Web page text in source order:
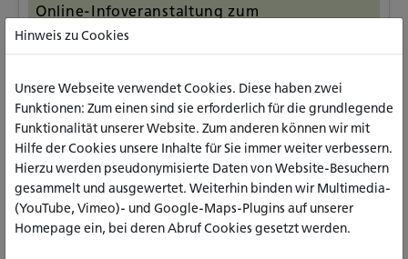
Online-Infoveranstaltung zum
Bachelorstudiengang Soziale Arbeit am
Standort Köln
Sie möchten gern genauer wissen, worum es bei einem
Studium der Sozialen Arbeit geht, wie der Studiengang
aufgebaut ist oder wie die Bewerbung abläuft? Dann
laden wir Sie zu unserer Online-Infoveranstaltung ein!
15.10.2026|Köln |Transferforum
Transfer-Tag der Nachhaltigkeit 2026
Hinweis zu Cookies
Unsere Webseite verwendet Cookies. Diese haben zwei
Funktionen: Zum einen sind sie erforderlich für die grundlegende
Funktionalität unserer Website. Zum anderen können wir mit
Hilfe der Cookies unsere Inhalte für Sie immer weiter verbessern.
Hierzu werden pseudonymisierte Daten von Website-Besuchern
gesammelt und ausgewertet. Weiterhin binden wir Multimedia-
(YouTube, Vimeo)- und Google-Maps-Plugins auf unserer
Homepage ein, bei deren Abruf Cookies gesetzt werden.